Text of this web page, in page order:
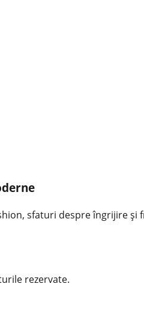
sfaturi despre îngrijire
rezervate.